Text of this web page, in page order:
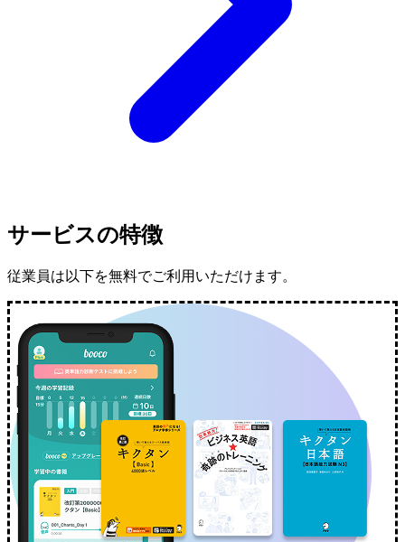
サービスの特徴
従業員は以下を無料でご利用いただけます。